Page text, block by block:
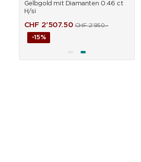
Gelbgold mit Diamanten 0.46 ct
H/si
CHF 2'507.50 CHF2'950.-
-15%